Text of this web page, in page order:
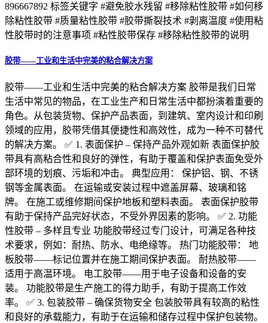
896667892 标签关键字 #避免胶水残留 #移除粘性胶带 #如何移
除粘性胶带 #质量粘性胶带 #胶带撕裂技术 #剥离温度 #使用粘
性胶带时的注意事项 #粘性胶带保存 #移除粘性胶带的说明
胶带——工业和生活中完美的粘合解决方案
胶带——工业和生活中完美的粘合解决方案 胶带是我们日常
生活中常见的物品，在工业生产和日常生活中都扮演着重要的
角色。从包装货物、保护产品表面，到建筑、室内设计和印刷
领域的应用，胶带凭借其便捷性和高效性，成为一种不可替代
的解决方案。 ✅ 1. 表面保护 – 保持产品外观如新 表面保护胶
带具有高粘合性和良好的弹性，有助于覆盖和保护表面免受外
部环境的划痕、污垢和冲击。 典型应用： 保护铝、钢、不锈
钢等金属表面。 在运输或安装过程中遮盖屏幕、玻璃和铭
牌。 在施工或维修期间保护地板和塑料表面。 表面保护胶带
有助于保持产品完好状态，不受外界因素的影响。 ✅ 2. 功能
性胶带 – 多样且专业 功能胶带经过专门设计，可满足各种技
术要求，例如：耐热、防水、电绝缘等。 热门功能胶带： 地
板胶带——标记位置并在施工期间保护表面。 耐热胶带——
适用于高温环境。 电工胶带——用于电子设备和设备的安
装。 功能胶带是生产施工的得力助手，有助于提高工作效
率。 ✅ 3. 包装胶带 – 确保货物安全 包装胶带具有较高的粘性
和良好的承载能力，有助于在运输和储存过程中保护包装物。